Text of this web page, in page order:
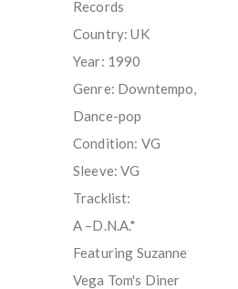
Records
Country: UK
Year: 1990
Genre: Downtempo,
Dance-pop
Condition: VG
Sleeve: VG
Tracklist:
A –D.N.A.*
Featuring Suzanne
Vega Tom's Diner